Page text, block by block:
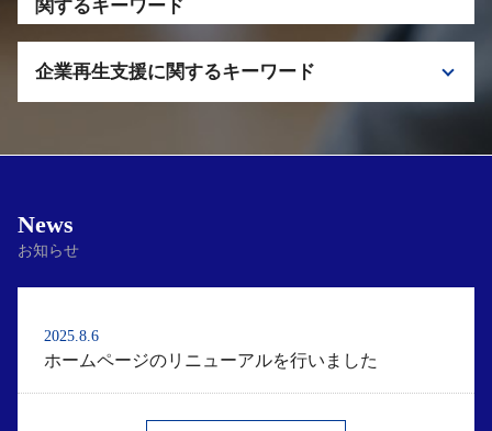
税理士 電子申請
副業 電子申請 ポイント
申告 税理士 栃木
関するキーワード
資金繰り 対策
財務 税理士 埼玉
コンサルティング 税理士 千代田区
企業再生支援に関するキーワード
税理士 千代田区
News
お知らせ
2025.8.6
ホームページのリニューアルを行いました